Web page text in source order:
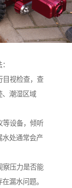
目视检查，查
、潮湿区域
等设备，倾听
水处通常会产
察压力是否能
漏水问题。